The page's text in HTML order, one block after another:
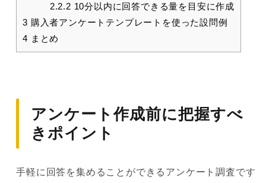
2.2.2 10分以内に回答できる量を目安に作成
3 購入者アンケートテンプレートを使った設問例
4 まとめ
アンケート作成前に把握すべ
きポイント
手軽に回答を集めることができるアンケート調査です